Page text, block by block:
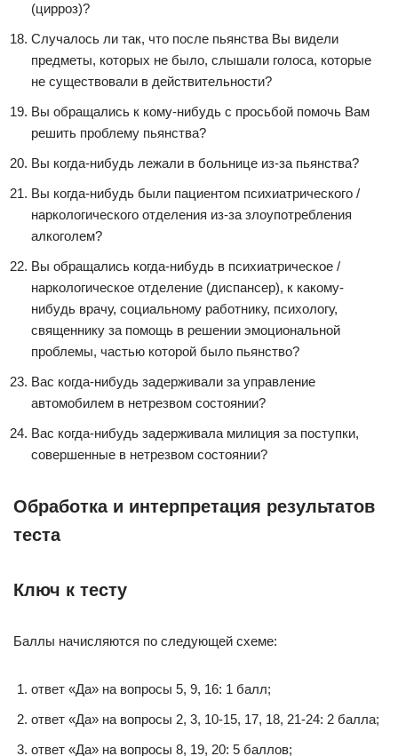
(цирроз)?
Случалось ли так, что после пьянства Вы видели
предметы, которых не было, слышали голоса, которые
не существовали в действительности?
Вы обращались к кому-нибудь с просьбой помочь Вам
решить проблему пьянства?
Вы когда-нибудь лежали в больнице из-за пьянства?
Вы когда-нибудь были пациентом психиатрического /
наркологического отделения из-за злоупотребления
алкоголем?
Вы обращались когда-нибудь в психиатрическое /
наркологическое отделение (диспансер), к какому-
нибудь врачу, социальному работнику, психологу,
священнику за помощь в решении эмоциональной
проблемы, частью которой было пьянство?
Вас когда-нибудь задерживали за управление
автомобилем в нетрезвом состоянии?
Вас когда-нибудь задерживала милиция за поступки,
совершенные в нетрезвом состоянии?
Обработка и интерпретация результатов
теста
Ключ к тесту
Баллы начисляются по следующей схеме:
ответ «Да» на вопросы 5, 9, 16: 1 балл;
ответ «Да» на вопросы 2, 3, 10-15, 17, 18, 21-24: 2 балла;
ответ «Да» на вопросы 8, 19, 20: 5 баллов;